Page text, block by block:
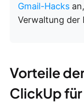
Gmail-Hacks
Verwaltung der
Vorteile
ClickUp